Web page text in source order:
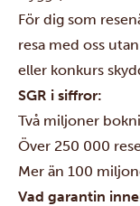
För dig som
resa med oss
eller konkurs
SGR i siffror:
Två miljoner
Över 250 000
Mer än 100
Vad garantin